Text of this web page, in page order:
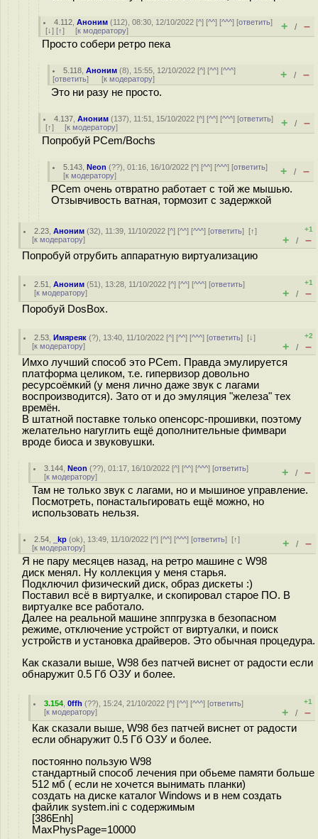
4.112 ,Аноним (112), 08:30, 12/10/2022 [^] [^^] [^^^] [ответить]
[↓] [↑] [к модератору] + / –
Просто собери ретро пека
5.118 ,Аноним (8), 15:55, 12/10/2022 [^] [^^] [^^^]
[ответить] [к модератору] + / –
Это ни разу не просто.
4.137 ,Аноним (137), 11:51, 15/10/2022 [^] [^^] [^^^] [ответить]
[↑] [к модератору] + / –
Попробуй PCem/Bochs
5.143 ,Neon (??), 01:16, 16/10/2022 [^] [^^] [^^^] [ответить]
[к модератору] + / –
PCem очень отвратно работает с той же мышью.
Отзывчивость ватная, тормозит с задержкой
2.23 ,Аноним (32), 11:39, 11/10/2022 [^] [^^] [^^^] [ответить][↑]
[к модератору]
+1
+ / –
Попробуй отрубить аппаратную виртуализацию
2.51 ,Аноним (51), 13:28, 11/10/2022 [^] [^^] [^^^] [ответить]
[к модератору]
+1
+ / –
Поробуй DosBox.
2.53 ,Имяреяк (?), 13:40, 11/10/2022 [^] [^^] [^^^] [ответить][↓]
[к модератору]
+2
+ / –
Имхо лучший способ это PCem. Правда эмулируется
платформа целиком, т.е. гипервизор довольно
ресурсоёмкий (у меня лично даже звук с лагами
воспроизводится). Зато от и до эмуляция "железа" тех
времён.
В штатной поставке только опенсорс-прошивки, поэтому
желательно нагуглить ещё дополнительные фимвари
вроде биоса и звуковушки.
3.144 ,Neon (??), 01:17, 16/10/2022 [^] [^^] [^^^] [ответить]
[к модератору] + / –
Там не только звук с лагами, но и мышиное управление.
Посмотреть, понастальгировать ещё можно, но
использовать нельзя.
2.54 _kp (ok), 13:49, 11/10/2022 [^] [^^] [^^^] [ответить][↑]
[к модератору] + / –
Я не пару месяцев назад, на ретро машине с W98
диск менял. Ну коллекция у меня старья.
Подключил физический диск, образ дискеты :)
Поставил всё в виртуалке, и скопировал старое ПО. В
виртуалке все работало.
Далее на реальной машине зппгрузка в безопасном
режиме, отключение устройст от виртуалки, и поиск
устройств и установка драйверов. Это обычная процедура.
Как сказали выше, W98 без патчей виснет от радости если
обнаружит 0.5 Гб ОЗУ и более.
3.154 ,0ffh (??), 15:24, 21/10/2022 [^] [^^] [^^^] [ответить]
[к модератору]
+1
+ / –
Как сказали выше, W98 без патчей виснет от радости
если обнаружит 0.5 Гб ОЗУ и более.
постоянно пользую W98
стандартный способ лечения при обьеме памяти больше
512 мб ( если не хочется вынимать планки)
создать на диске каталог Windows и в нем создать
файлик system.ini с содержимым
[386Enh]
MaxPhysPage=10000